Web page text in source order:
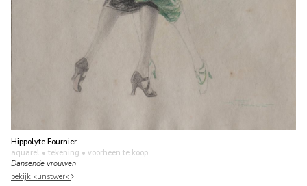
Hippolyte Fournier
aquarel • tekening • voorheen te koop
Dansende vrouwen
bekijk kunstwerk